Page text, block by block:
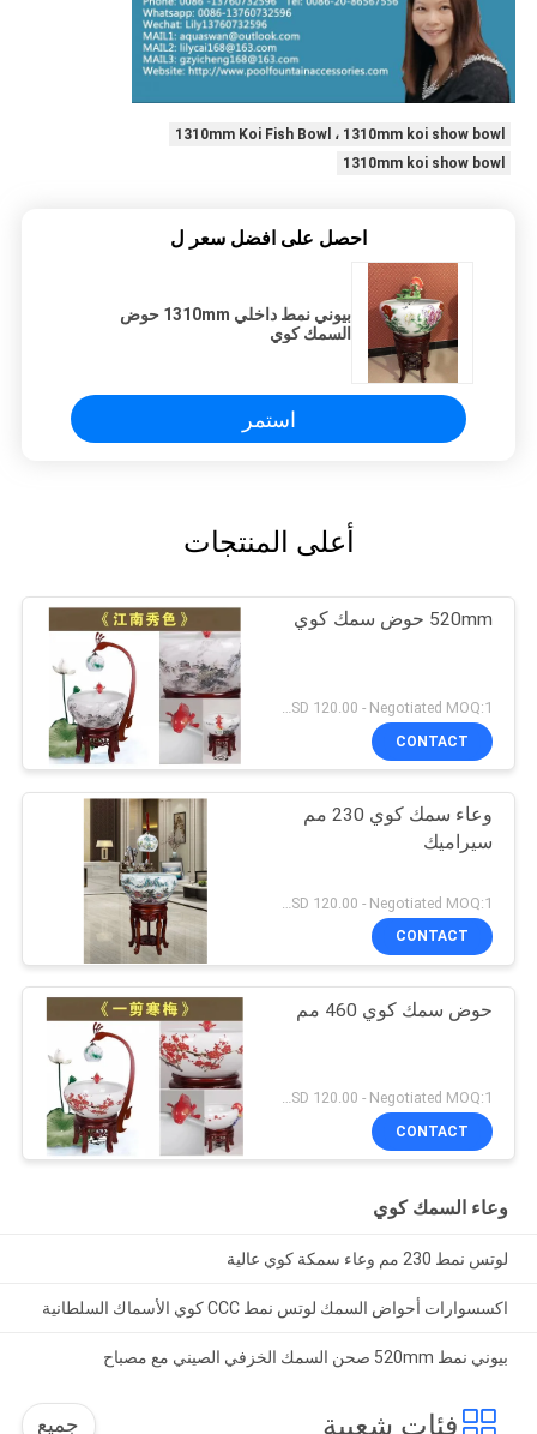
1310mm Koi Fish Bowl ، 1310mm koi show bowl
1310mm koi show bowl
احصل على افضل سعر ل
بيوني نمط داخلي 1310mm حوض
السمك كوي
استمر
أعلى المنتجات
520mm حوض سمك كوي
CONTACT
وعاء سمك كوي 230 مم
سيراميك
CONTACT
حوض سمك كوي 460 مم
USD 120.00 - Negotiated MOQ:1 قطعة
CONTACT
وعاء السمك كوي
لوتس نمط 230 مم وعاء سمكة كوي عالية
اكسسوارات أحواض السمك لوتس نمط CCC كوي الأسماك السلطانية
بيوني نمط 520mm صحن السمك الخزفي الصيني مع مصباح
فئات شعبية جميع